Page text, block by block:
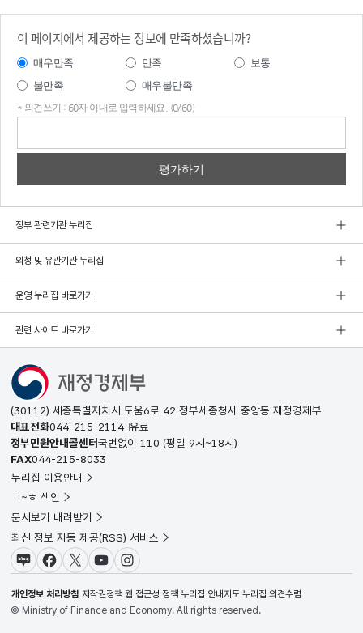
이 페이지에서 제공하는 정보에 만족하셨습니까?
매우만족 만족
보통
불만족
매우불만족
* 의견쓰기 : 60자 이내로 입력하세요. (0/60)
정부 관련기관 누리집
외청 및 유관기관 누리집
운영 누리집 바로가기
관련 사이트 바로가기
(30112) 세종특별자치시 도움6로 42 정부세종청사 중앙동 재정경제부
대표전화044-215-2114 유료
정부민원안내콜센터국번없이 110 (평일 9시~18시)
FAX044-215-8033
누리집 이용안내
ㄱ~ㅎ 색인
문서보기 내려받기
최신 정보 자동 제공(RSS) 서비스
블로그페이스북X(트위터)유튜브인스타그램
개인정보 처리방침 저작권정책 웹 접근성 정책 누리집 안내지도 누리집 의견수렴
© Ministry of Finance and Economy. All rights reserved.